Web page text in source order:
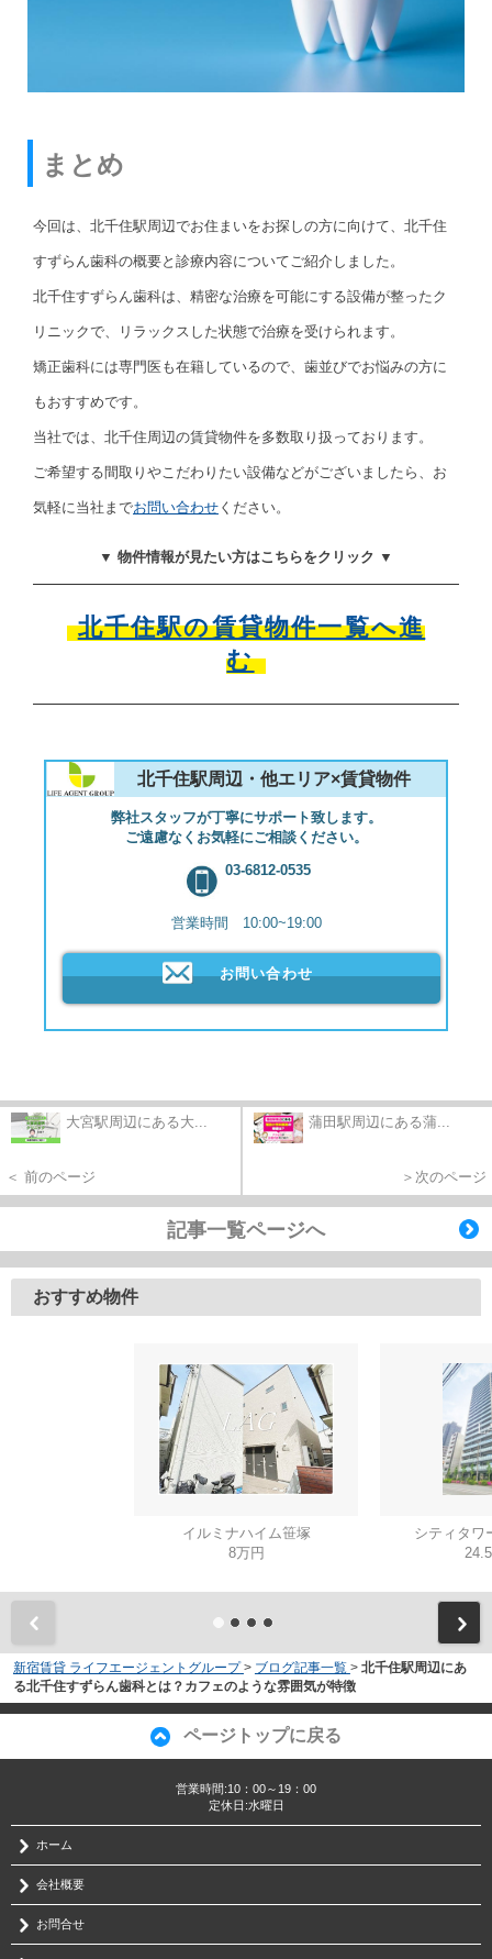
まとめ
今回は、北千住駅周辺でお住まいをお探しの方に向けて、北千住
すずらん歯科の概要と診療内容についてご紹介しました。
北千住すずらん歯科は、精密な治療を可能にする設備が整ったク
リニックで、リラックスした状態で治療を受けられます。
矯正歯科には専門医も在籍しているので、歯並びでお悩みの方に
もおすすめです。
当社では、北千住周辺の賃貸物件を多数取り扱っております。
ご希望する間取りやこだわりたい設備などがございましたら、お
気軽に当社までお問い合わせ ください。
▼ 物件情報が見たい方はこちらをクリック ▼
北千住駅の賃貸物件一覧へ進
む
北千住駅周辺・他エリア×賃貸物件
弊社スタッフが丁寧にサポート致します。
ご遠慮なくお気軽にご相談ください。
03-6812-0535
営業時間 10:00~19:00
お問い合わせ
大宮駅周辺にある大...
＜ 前のページ
蒲田駅周辺にある蒲...
＞次のページ
記事一覧ページへ
おすすめ物件
イルミナハイム笹塚
8万円
シティタワ
新宿賃貸 ライフエージェントグループ > ブログ記事一覧 > 北千住駅周辺にあ
る北千住すずらん歯科とは？カフェのような雰囲気が特徴
ページトップに戻る
営業時間:10：00～19：00
定休日:水曜日
ホーム
会社概要
お問合せ